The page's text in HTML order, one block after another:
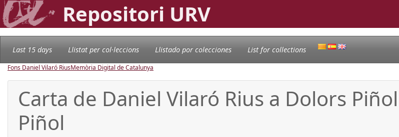
Repositori URV
Last 15 days Llistat per col·leccions Llistado por colecciones List for collections
Fons Daniel Vilaró RiusMemòria Digital de Catalunya
Carta de Daniel Vilaró Rius a Dolors
Piñol